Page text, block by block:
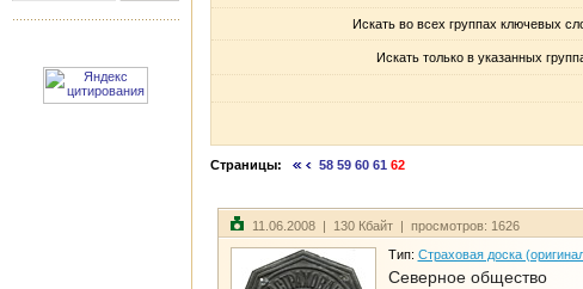
Искать во всех группах ключевых
Искать только в указанных
Страницы: 58 59 60 61 62
11.06.2008 | 130 Кбайт | просмотров: 1626
Тип: Страховая доска
Северное общество